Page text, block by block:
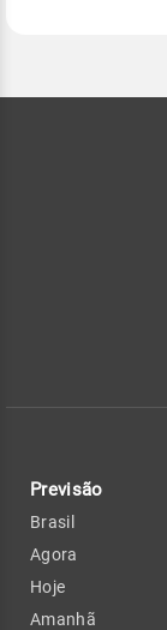
Previsão
Brasil
Agora
Hoje
Amanhã